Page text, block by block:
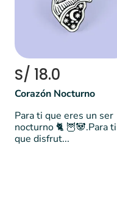
S/ 18.0
Corazón Nocturno
Para ti que eres un ser
nocturno 🐈 🦉🐼.Para ti
que disfrut...